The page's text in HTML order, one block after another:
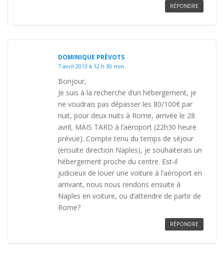
RÉPONDRE
DOMINIQUE PRÉVOTS
7 avril 2013 à 12 h 30 min
Bonjour,
Je suis à la recherche d’un hébergement, je
ne voudrais pas dépasser les 80/100€ par
nuit, pour deux nuits à Rome, arrivée le 28
avril, MAIS TARD à l’aéroport (22h30 heure
prévue). Compte tenu du temps de séjour
(ensuite direction Naples), je souhaiterais un
hébergement proche du centre. Est-il
judicieux de louer une voiture à l’aéroport en
arrivant, nous nous rendons ensuite à
Naples en voiture, ou d’attendre de partir de
Rome?
RÉPONDRE